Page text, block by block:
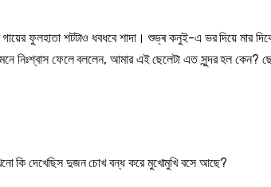
ফুলহাতা শটটাও ধবধবে শাদা। শুভ্ৰ কনুই-এ ভর দিয়ে মার
নিঃশ্বাস ফেলে বললেন, আমার এই ছেলেটা এত সুন্দর হল কেন?
কি দেখেছিস দুজন চোখ বন্ধ করে মুখোমুখি বসে আছে?